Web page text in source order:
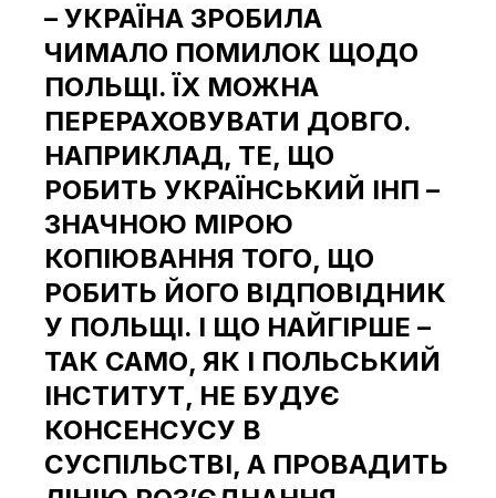
– УКРАЇНА ЗРОБИЛА
ЧИМАЛО ПОМИЛОК ЩОДО
ПОЛЬЩІ. ЇХ МОЖНА
ПЕРЕРАХОВУВАТИ ДОВГО.
НАПРИКЛАД, ТЕ, ЩО
РОБИТЬ УКРАЇНСЬКИЙ ІНП –
ЗНАЧНОЮ МІРОЮ
КОПІЮВАННЯ ТОГО, ЩО
РОБИТЬ ЙОГО ВІДПОВІДНИК
У ПОЛЬЩІ. І ЩО НАЙГІРШЕ –
ТАК САМО, ЯК І ПОЛЬСЬКИЙ
ІНСТИТУТ, НЕ БУДУЄ
КОНСЕНСУСУ В
СУСПІЛЬСТВІ, А ПРОВАДИТЬ